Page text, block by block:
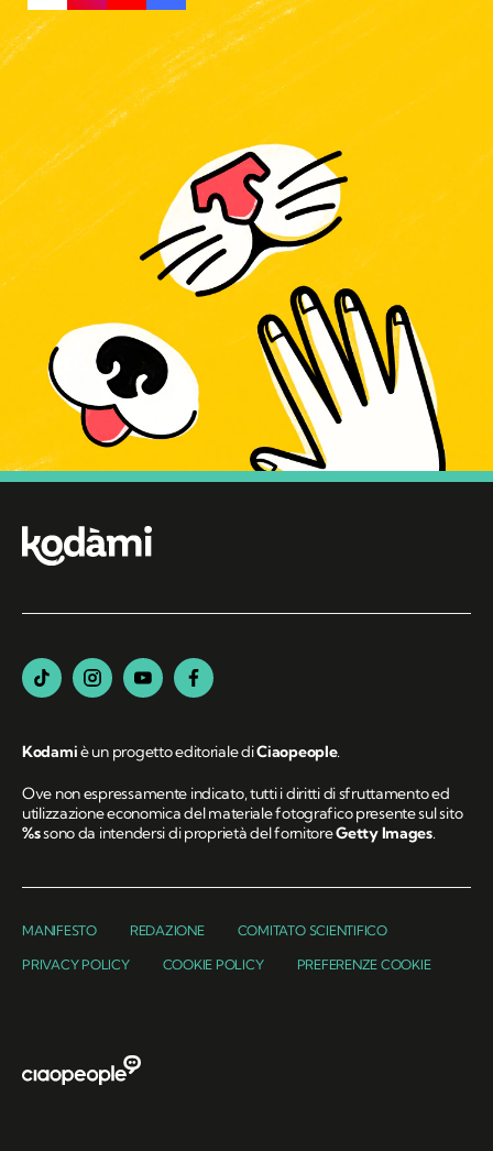
Kodamiè un progetto editoriale diCiaopeople.
Ove non espressamente indicato, tutti i diritti di sfruttamento ed
utilizzazione economica del materiale fotografico presente sul sito
%ssono da intendersi di proprietà del fornitoreGetty Images.
MANIFESTO REDAZIONE COMITATO SCIENTIFICO
PRIVACY POLICY COOKIE POLICY PREFERENZE COOKIE